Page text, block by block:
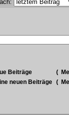
Beiträge (
neuen Beiträge
(